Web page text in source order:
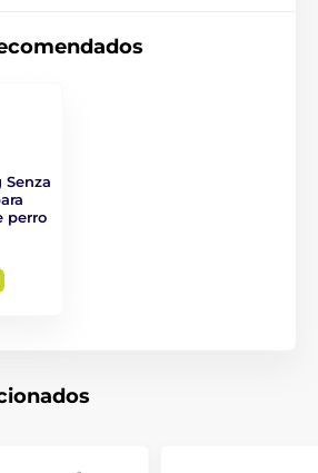
correa Reedog Senza es fresco,
No sólo está disponible en cuatro
sino también en seis colores.
Senza
perro